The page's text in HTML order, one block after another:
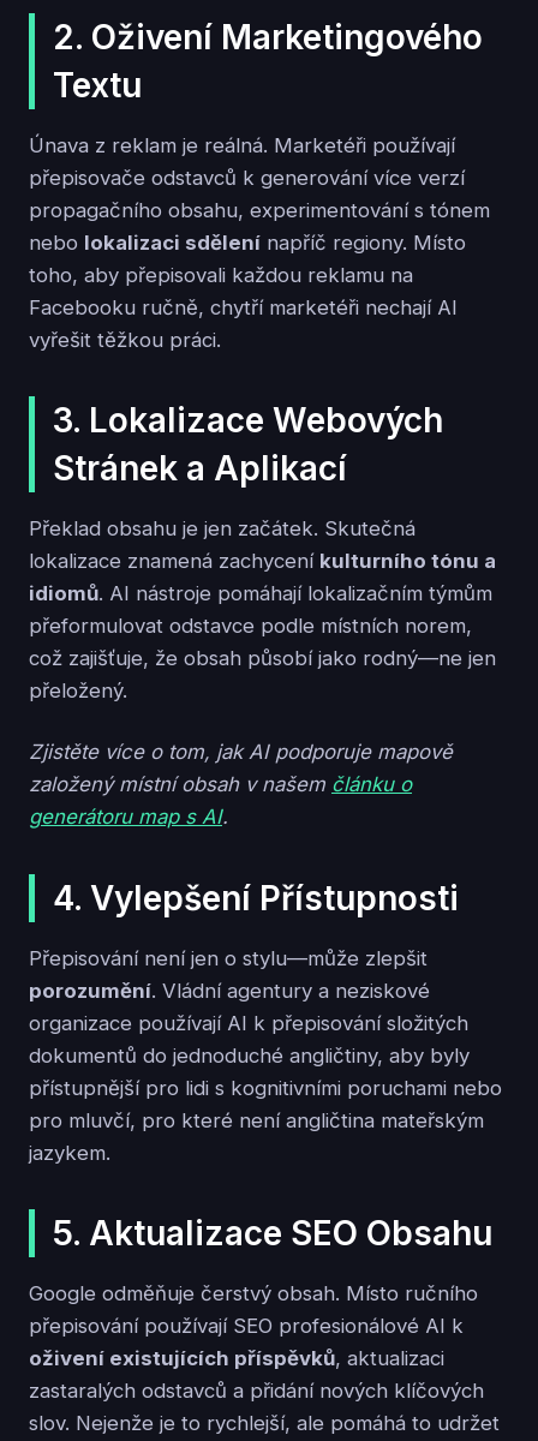
2. Oživení Marketingového
Textu
Únava z reklam je reálná. Marketéři používají
přepisovače odstavců k generování více verzí
propagačního obsahu, experimentování s tónem
nebo lokalizaci sdělení napříč regiony. Místo
toho, aby přepisovali každou reklamu na
Facebooku ručně, chytří marketéři nechají AI
vyřešit těžkou práci.
3. Lokalizace Webových
Stránek a Aplikací
Překlad obsahu je jen začátek. Skutečná
lokalizace znamená zachycení kulturního tónu a
idiomů. AI nástroje pomáhají lokalizačním týmům
přeformulovat odstavce podle místních norem,
což zajišťuje, že obsah působí jako rodný—ne jen
přeložený.
Zjistěte více o tom, jak AI podporuje mapově
založený místní obsah v našem článku o
generátoru map s AI.
4. Vylepšení Přístupnosti
Přepisování není jen o stylu—může zlepšit
porozumění. Vládní agentury a neziskové
organizace používají AI k přepisování složitých
dokumentů do jednoduché angličtiny, aby byly
přístupnější pro lidi s kognitivními poruchami nebo
pro mluvčí, pro které není angličtina mateřským
jazykem.
5. Aktualizace SEO Obsahu
Google odměňuje čerstvý obsah. Místo ručního
přepisování používají SEO profesionálové AI k
oživení existujících příspěvků, aktualizaci
zastaralých odstavců a přidání nových klíčových
slov. Nejenže je to rychlejší, ale pomáhá to udržet